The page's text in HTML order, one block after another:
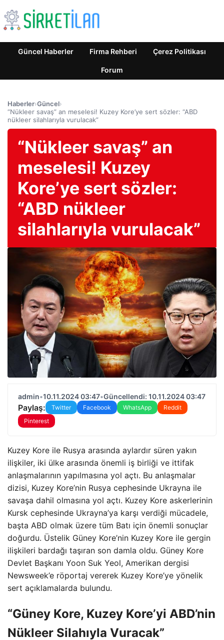
Güncel Haberler Firma Rehberi Çerez Politikası
Forum
Haberler›Güncel›
“Nükleer savaş” an meselesi! Kuzey Kore’ye sert sözler: “ABD
nükleer silahlarıyla vurulacak”
“Nükleer savaş” an
meselesi! Kuzey
Kore’ye sert sözler:
“ABD nükleer
silahlarıyla vurulacak”
admin•10.11.2024 03:47•Güncellendi: 10.11.2024 03:47
Paylaş: Twitter Facebook WhatsApp
Reddit
Pinterest
Kuzey Kore ile Rusya arasında aylardır süren yakın
ilişkiler, iki ülke arasında önemli iş birliği ve ittifak
anlaşmalarının yapılmasına yol açtı. Bu anlaşmalar
dizisi, Kuzey Kore’nin Rusya cephesinde Ukrayna ile
savaşa dahil olmasına yol açtı. Kuzey Kore askerlerinin
Kursk cephesinde Ukrayna’ya karşı verdiği mücadele,
başta ABD olmak üzere tüm Batı için önemli sonuçlar
doğurdu. Üstelik Güney Kore’nin Kuzey Kore ile gergin
ilişkileri bardağı taşıran son damla oldu. Güney Kore
Devlet Başkanı Yoon Suk Yeol, Amerikan dergisi
Newsweek’e röportaj vererek Kuzey Kore’ye yönelik
sert açıklamalarda bulundu.
“Güney Kore, Kuzey Kore’yi ABD’nin
Nükleer Silahıyla Vuracak”